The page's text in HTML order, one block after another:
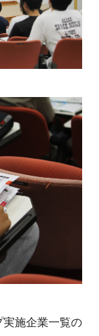
実施企業一覧の